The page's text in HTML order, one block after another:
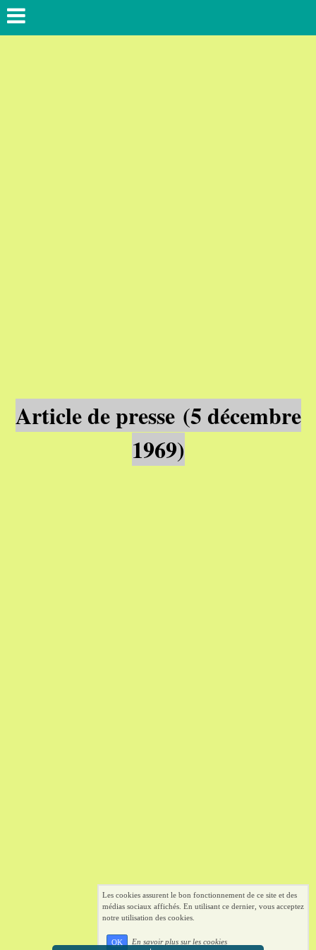
Article de presse (5 décembre
1969)
Les cookies assurent le bon fonctionnement de ce site et des
médias sociaux affichés. En utilisant ce dernier, vous acceptez
notre utilisation des cookies.
OK En savoir plus sur les cookies